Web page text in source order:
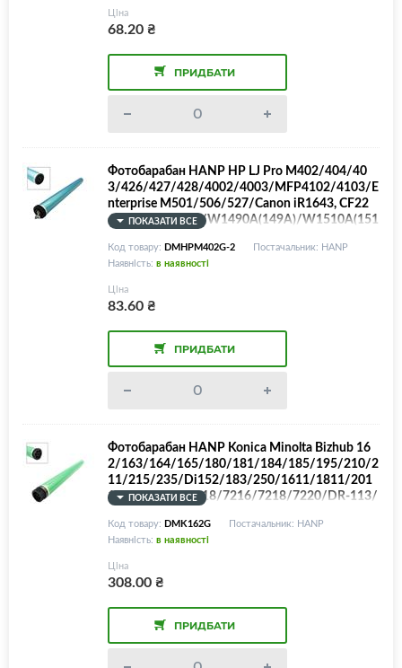
Ціна
68.20₴
ПРИДБАТИ
Фотобарабан HANP HP LJ Pro M402/404/40
3/426/427/428/4002/4003/MFP4102/4103/E
nterprise M501/506/527/Canon iR1643, CF22
6/CF287/CF259/W1490A(149A)/W1510A(151
A)/Canon 052/Canon 057/Canon 070 + втулка і
шестерня, BLUE Color
ПОКАЗАТИ ВСЕ
Код товару: DMHPM402G-2
Постачальник: HANP
Наявність: в наявності
Ціна
83.60₴
ПРИДБАТИ
Фотобарабан HANP Konica Minolta Bizhub 16
2/163/164/165/180/181/184/185/195/210/2
11/215/235/Di152/183/250/1611/1811/201
1/QMS 7115/7118/7216/7218/7220/DR-113/
114/4021029201/4021029701, GREEN Color
ПОКАЗАТИ ВСЕ
Код товару: DMK162G
Постачальник: HANP
Наявність: в наявності
Ціна
308.00₴
ПРИДБАТИ